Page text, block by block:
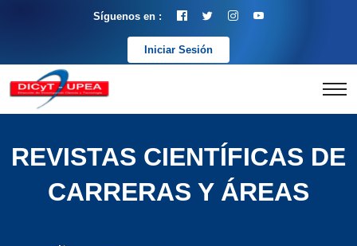
Síguenos en :
Iniciar Sesión
REVISTAS CIENTÍFICAS DE
CARRERAS Y ÁREAS